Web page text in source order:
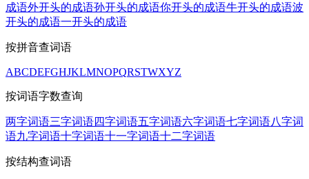
成语外开头的成语孙开头的成语你开头的成语牛开头的成语波
开头的成语一开头的成语
按拼音查词语
ABCDEFGHJKLMNOPQRSTWXYZ
按词语字数查询
两字词语三字词语四字词语五字词语六字词语七字词语八字词
语九字词语十字词语十一字词语十二字词语
按结构查词语